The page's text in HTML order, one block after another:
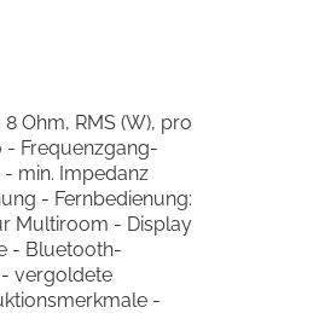
Ohm, RMS (W), pro
- Frequenzgang-
- min. Impedanz
- Fernbedienung:
Multiroom - Display
- Bluetooth-
- vergoldete
-